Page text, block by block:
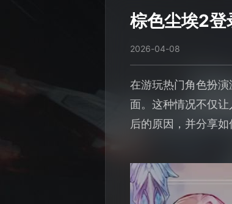
棕色尘埃2登
2026-04-08
在游玩热门角色扮
面。这种情况不仅
后的原因，并分享如